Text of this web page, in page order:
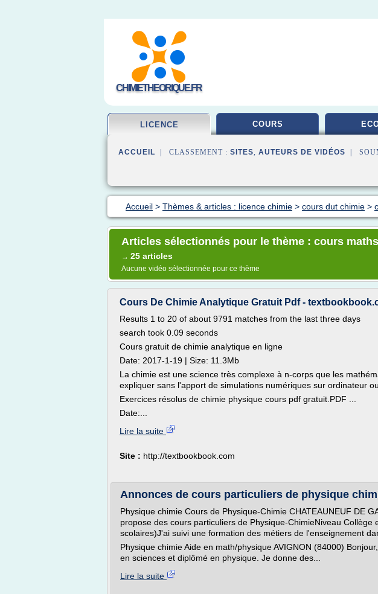
CHIMIETHEORIQUE.FR
LICENCE COURS
ACCUEIL | CLASSEMENT : SITES, AUTEURS DE VIDÉOS |
Accueil > Thèmes & articles : licence chimie > cours dut chimie >
Articles sélectionnés pour le thème : cours
→ 25 articles
Aucune vidéo sélectionnée pour ce thème
Cours De Chimie Analytique Gratuit Pdf -
Results 1 to 20 of about 9791 matches from the last three days
search took 0.09 seconds
Cours gratuit de chimie analytique en ligne
Date: 2017-1-19 | Size: 11.3Mb
La chimie est une science très complexe à n-corps que les
expliquer sans l'apport de simulations numériques sur ordinateur ou
Exercices résolus de chimie physique cours pdf gratuit.PDF ...
Date:...
Lire la suite
Site : http://textbookbook.com
Annonces de cours particuliers de physique
Physique chimie Cours de Physique-Chimie CHATEAUNEUF DE
propose des cours particuliers de Physique-ChimieNiveau Collège
scolaires)J'ai suivi une formation des métiers de l'enseignement
Physique chimie Aide en math/physique AVIGNON (84000)
en sciences et diplômé en physique. Je donne des...
Lire la suite